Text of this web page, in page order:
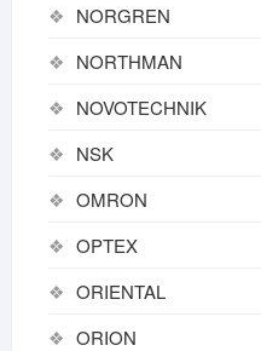
NORGREN
NORTHMAN
NOVOTECHNIK
NSK
OMRON
OPTEX
ORIENTAL
ORION